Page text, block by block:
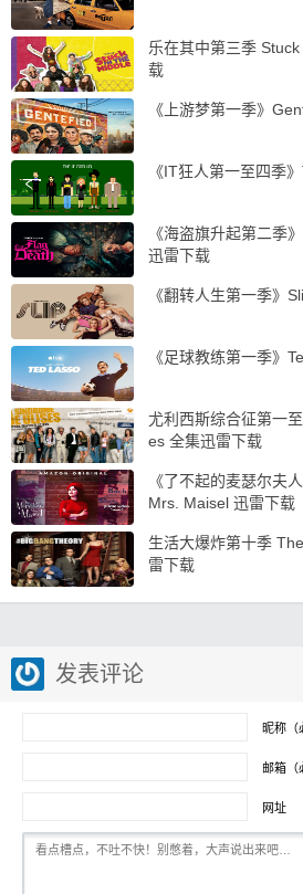
乐在其中第三季
载
《上游梦第一季》
《IT狂人第一至四季
《海盗旗升起第二季
迅雷下载
《翻转人生第一季》
《足球教练第一季》
尤利西斯综合征第一
es 全集迅雷下载
《了不起的麦瑟尔夫
Mrs. Maisel 迅雷下载
生活大爆炸第十季
雷下载
发表评论
昵称（
邮箱（
网址